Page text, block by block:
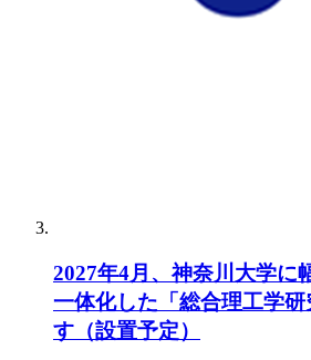
2027年4月、神奈川大学に
一体化した「総合理工学研
す（設置予定）